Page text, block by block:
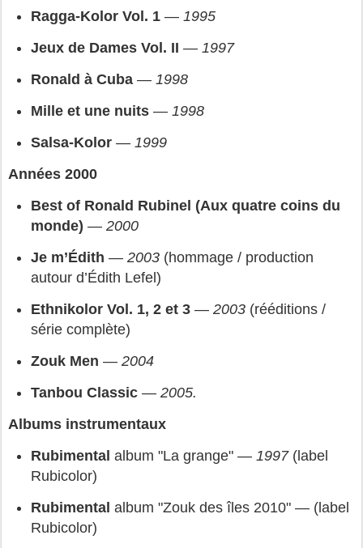
Ragga‑Kolor Vol. 1 — 1995
Jeux de Dames Vol. II — 1997
Ronald à Cuba — 1998
Mille et une nuits — 1998
Salsa‑Kolor — 1999
Années 2000
Best of Ronald Rubinel (Aux quatre coins du
monde) — 2000
Je m’Édith — 2003 (hommage / production
autour d’Édith Lefel)
Ethnikolor Vol. 1, 2 et 3 — 2003 (rééditions /
série complète)
Zouk Men — 2004
Tanbou Classic — 2005.
Albums instrumentaux
Rubimental album "La grange" — 1997 (label
Rubicolor)
Rubimental album "Zouk des îles 2010" — (label
Rubicolor)